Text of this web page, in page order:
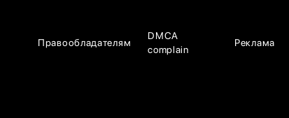
Правообладателям
DMCA
complain
Реклама